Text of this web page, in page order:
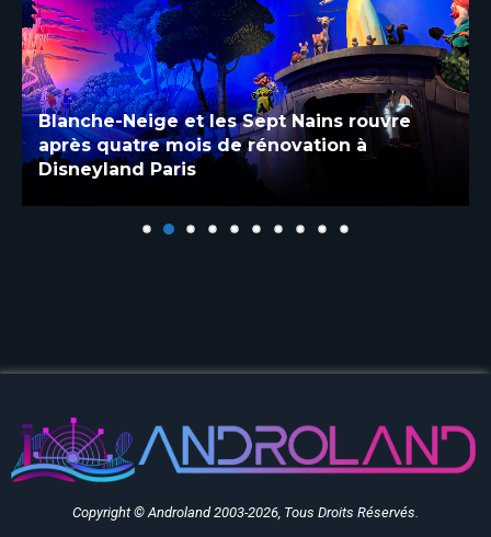
Blanche-Neige et les Sept Nains rouvre
après quatre mois de rénovation à
Disneyland Paris
Copyright © Androland 2003-2026, Tous Droits Réservés.